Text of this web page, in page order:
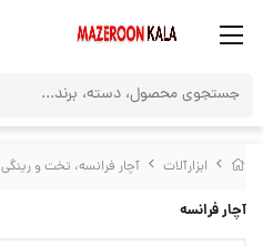
ابزارآلات آچار فرانسه، تخت و رینگی
آچار فرانسه